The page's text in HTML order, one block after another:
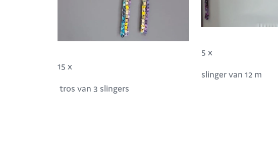
15 x
tros van 3 slingers
5 x
slinger van 12 m